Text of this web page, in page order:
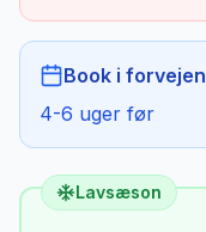
Book i forvejen
4-6 uger før
Lavsæson